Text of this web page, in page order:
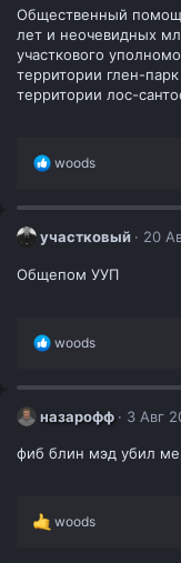
и
Общественный
лет и неочевидных
участкового
территории глен-
территории лос-
Р
к
ц
и
woods
участковый 20
Общепом УУП
Р
к
ц
и
woods
назарофф 3 Авг
фиб блин мэд убил
Р
woods